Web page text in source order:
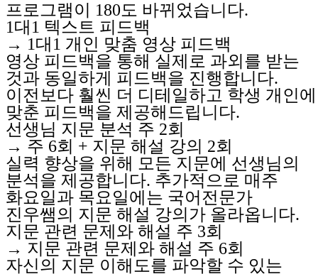
프로그램이 180도 바뀌었습니다.
1대1 텍스트 피드백
→ 1대1 개인 맞춤 영상 피드백
영상 피드백을 통해 실제로 과외를 받는
것과 동일하게 피드백을 진행합니다.
이전보다 훨씬 더 디테일하고 학생 개인에
맞춘 피드백을 제공해드립니다.
선생님 지문 분석 주 2회
→ 주 6회 + 지문 해설 강의 2회
실력 향상을 위해 모든 지문에 선생님의
분석을 제공합니다. 추가적으로 매주
화요일과 목요일에는 국어전문가
진우쌤의 지문 해설 강의가 올라옵니다.
지문 관련 문제와 해설 주 3회
→ 지문 관련 문제와 해설 주 6회
자신의 지문 이해도를 파악할 수 있는